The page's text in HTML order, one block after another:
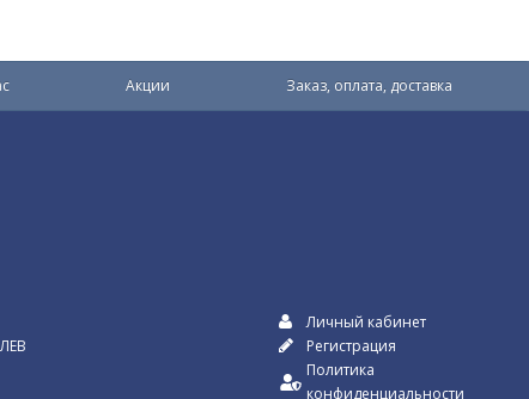
Акции Заказ, оплата, доставка
Личный кабинет
Регистрация
Политика
конфиденциальности